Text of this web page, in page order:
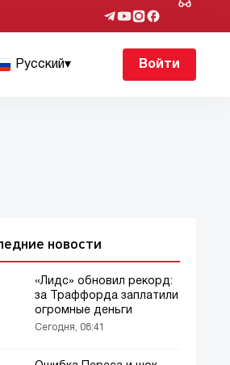
Русский▾ Войти
новости
«Лидс» обновил рекорд:
за Траффорда заплатили
огромные деньги
Сегодня, 08:41